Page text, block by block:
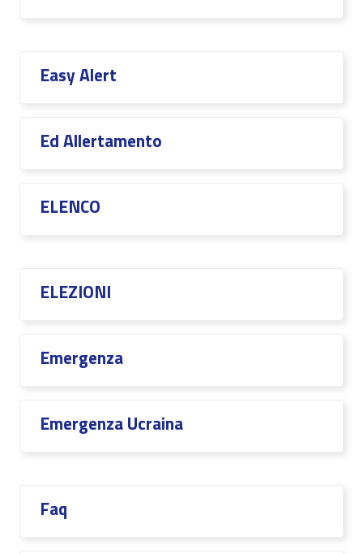
Easy Alert
Ed Allertamento
ELENCO
ELEZIONI
Emergenza
Emergenza Ucraina
Faq